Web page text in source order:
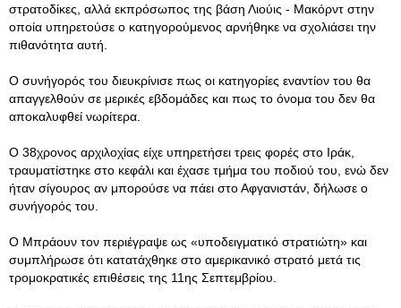
στρατοδίκες, αλλά εκπρόσωπος της βάση Λιούις - Μακόρντ στην
οποία υπηρετούσε ο κατηγορούμενος αρνήθηκε να σχολιάσει την
πιθανότητα αυτή.
Ο συνήγορός του διευκρίνισε πως οι κατηγορίες εναντίον του θα
απαγγελθούν σε μερικές εβδομάδες και πως το όνομα του δεν θα
αποκαλυφθεί νωρίτερα.
Ο 38χρονος αρχιλοχίας είχε υπηρετήσει τρεις φορές στο Ιράκ,
τραυματίστηκε στο κεφάλι και έχασε τμήμα του ποδιού του, ενώ δεν
ήταν σίγουρος αν μπορούσε να πάει στο Αφγανιστάν, δήλωσε ο
συνήγορός του.
Ο Μπράουν τον περιέγραψε ως «υποδειγματικό στρατιώτη» και
συμπλήρωσε ότι κατατάχθηκε στο αμερικανικό στρατό μετά τις
τρομοκρατικές επιθέσεις της 11ης Σεπτεμβρίου.